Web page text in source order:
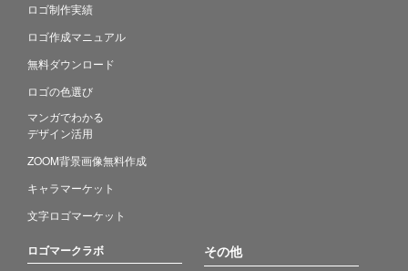
ロゴ制作実績
ロゴ作成マニュアル
無料ダウンロード
ロゴの色選び
マンガでわかる
デザイン活用
ZOOM背景画像無料作成
キャラマーケット
文字ロゴマーケット
ロゴマークラボ その他